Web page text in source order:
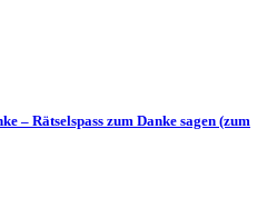
– Rätselspass zum Danke sagen (zum